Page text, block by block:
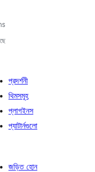
প্রদর্শনী
থিমসমূহ
প্লাগইনস
প্যাটার্নগুলো
জড়িত হোন